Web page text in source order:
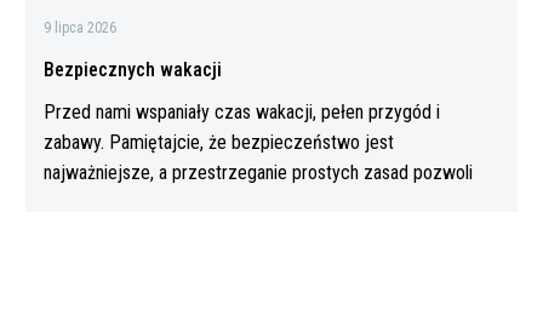
9 lipca 2026
Bezpiecznych wakacji
Przed nami wspaniały czas wakacji, pełen przygód i
zabawy. Pamiętajcie, że bezpieczeństwo jest
najważniejsze, a przestrzeganie prostych zasad pozwoli